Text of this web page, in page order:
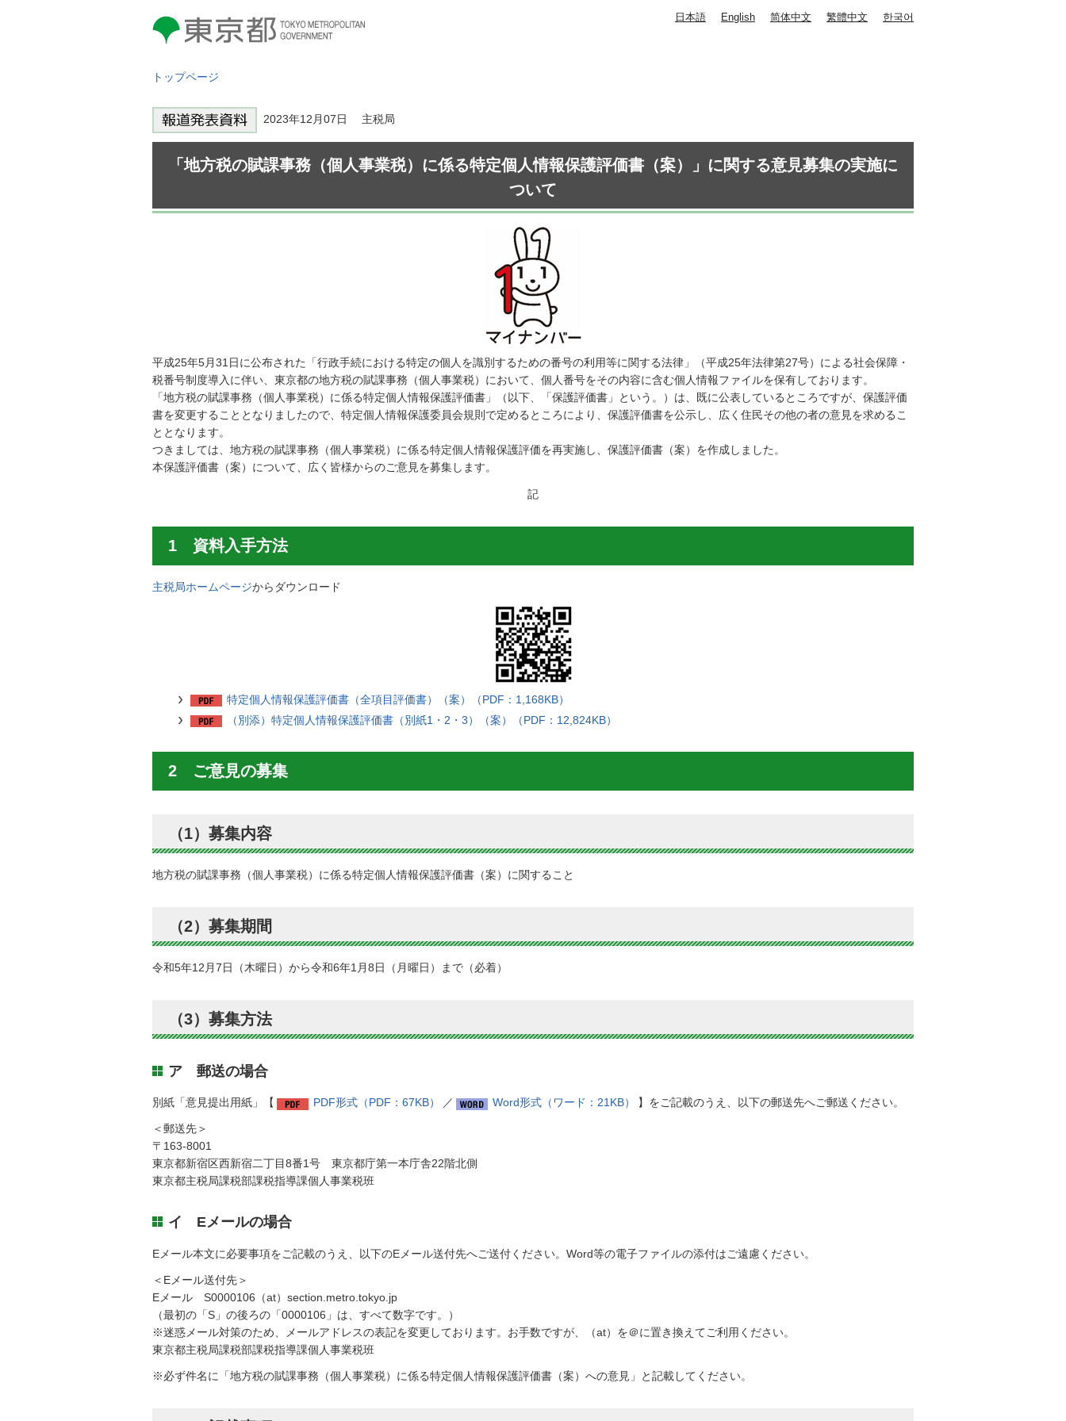
東京都 TOKYO METROPOLITAN
GOVERNMENT
日本語 English 简体中文 繁體中文 한국어
トップページ
2023年12月07日 主税局
「地方税の賦課事務（個人事業税）に係る特定個人情報保護評価書（案）」に関する意見募集の実施に
ついて
平成25年5月31日に公布された「行政手続における特定の個人を識別するための番号の利用等に関する法律」（平成25年法律第27号）による社会保障・
税番号制度導入に伴い、東京都の地方税の賦課事務（個人事業税）において、個人番号をその内容に含む個人情報ファイルを保有しております。
「地方税の賦課事務（個人事業税）に係る特定個人情報保護評価書」（以下、「保護評価書」という。）は、既に公表しているところですが、保護評価
書を変更することとなりましたので、特定個人情報保護委員会規則で定めるところにより、保護評価書を公示し、広く住民その他の者の意見を求めるこ
ととなります。
つきましては、地方税の賦課事務（個人事業税）に係る特定個人情報保護評価を再実施し、保護評価書（案）を作成しました。
本保護評価書（案）について、広く皆様からのご意見を募集します。
記
1 資料入手方法
主税局ホームページからダウンロード
特定個人情報保護評価書（全項目評価書）（案）（PDF：1,168KB）
（別添）特定個人情報保護評価書（別紙1・2・3）（案）（PDF：12,824KB）
2 ご意見の募集
（1）募集内容
地方税の賦課事務（個人事業税）に係る特定個人情報保護評価書（案）に関すること
（2）募集期間
令和5年12月7日（木曜日）から令和6年1月8日（月曜日）まで（必着）
（3）募集方法
ア 郵送の場合
別紙「意見提出用紙」【 PDF形式（PDF：67KB） ／ Word形式（ワード：21KB） 】をご記載のうえ、以下の郵送先へご郵送ください。
＜郵送先＞
〒163-8001
東京都新宿区西新宿二丁目8番1号 東京都庁第一本庁舎22階北側
東京都主税局課税部課税指導課個人事業税班
イ Eメールの場合
Eメール本文に必要事項をご記載のうえ、以下のEメール送付先へご送付ください。Word等の電子ファイルの添付はご遠慮ください。
＜Eメール送付先＞
Eメール S0000106（at）section.metro.tokyo.jp
（最初の「S」の後ろの「0000106」は、すべて数字です。）
※迷惑メール対策のため、メールアドレスの表記を変更しております。お手数ですが、（at）を＠に置き換えてご利用ください。
東京都主税局課税部課税指導課個人事業税班
※必ず件名に「地方税の賦課事務（個人事業税）に係る特定個人情報保護評価書（案）への意見」と記載してください。